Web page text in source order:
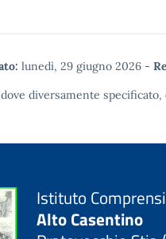
lunedì, 29 giugno 2026 -
diversamente
Istituto
Alto Casentino